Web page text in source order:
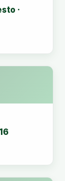
·